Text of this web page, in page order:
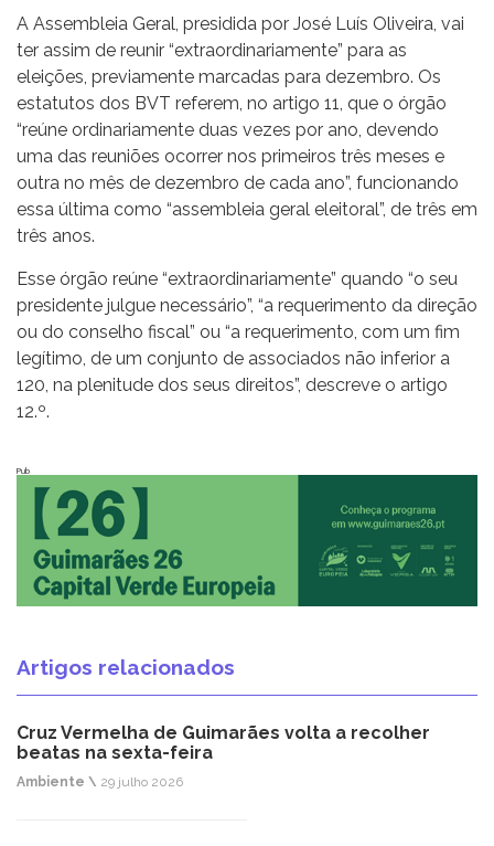
A Assembleia Geral, presidida por José Luís Oliveira, vai
ter assim de reunir “extraordinariamente” para as
eleições, previamente marcadas para dezembro. Os
estatutos dos BVT referem, no artigo 11, que o órgão
“reúne ordinariamente duas vezes por ano, devendo
uma das reuniões ocorrer nos primeiros três meses e
outra no mês de dezembro de cada ano”, funcionando
essa última como “assembleia geral eleitoral”, de três em
três anos.
Esse órgão reúne “extraordinariamente” quando “o seu
presidente julgue necessário”, “a requerimento da direção
ou do conselho fiscal” ou “a requerimento, com um fim
legítimo, de um conjunto de associados não inferior a
120, na plenitude dos seus direitos”, descreve o artigo
12.º.
Pub
Artigos relacionados
Cruz Vermelha de Guimarães volta a recolher
beatas na sexta-feira
Ambiente \ 29 julho 2026